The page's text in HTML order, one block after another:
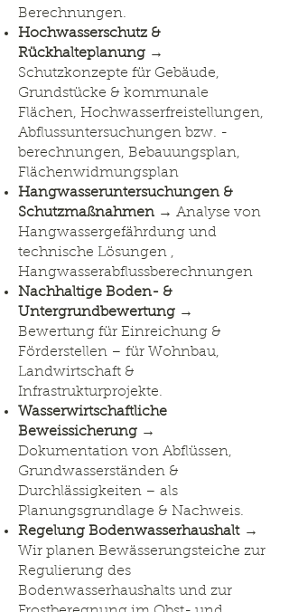
Berechnungen.
Hochwasserschutz &
Rückhalteplanung →
Schutzkonzepte für Gebäude,
Grundstücke & kommunale
Flächen, Hochwasserfreistellungen,
Abflussuntersuchungen bzw. -
berechnungen, Bebauungsplan,
Flächenwidmungsplan
Hangwasseruntersuchungen &
Schutzmaßnahmen → Analyse von
Hangwassergefährdung und
technische Lösungen ,
Hangwasserabflussberechnungen
Nachhaltige Boden- &
Untergrundbewertung →
Bewertung für Einreichung &
Förderstellen – für Wohnbau,
Landwirtschaft &
Infrastrukturprojekte.
Wasserwirtschaftliche
Beweissicherung →
Dokumentation von Abflüssen,
Grundwasserständen &
Durchlässigkeiten – als
Planungsgrundlage & Nachweis.
Regelung Bodenwasserhaushalt →
Wir planen Bewässerungsteiche zur
Regulierung des
Bodenwasserhaushalts und zur